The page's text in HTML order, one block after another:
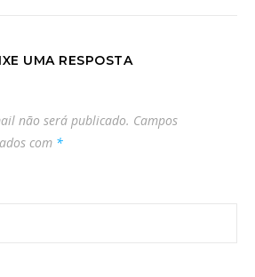
UMA RESPOSTA
não será publicado. Campos
com *